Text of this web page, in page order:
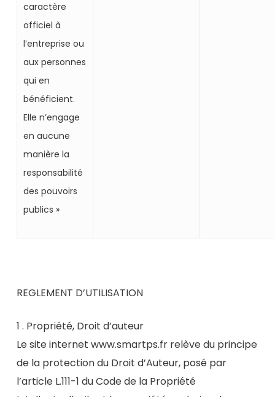
caractère
officiel à
l’entreprise ou
aux personnes
qui en
bénéficient.
Elle n’engage
en aucune
manière la
responsabilité
des pouvoirs
publics »
REGLEMENT D’UTILISATION
1 . Propriété, Droit d’auteur
Le site internet www.smartps.fr relève du principe
de la protection du Droit d’Auteur, posé par
l’article L.111-1 du Code de la Propriété